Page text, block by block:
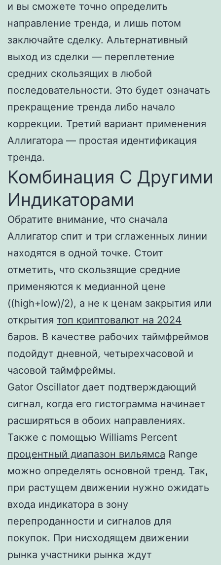
и вы сможете точно определить
направление тренда, и лишь потом
заключайте сделку. Альтернативный
выход из сделки — переплетение
средних скользящих в любой
последовательности. Это будет означать
прекращение тренда либо начало
коррекции. Третий вариант применения
Аллигатора — простая идентификация
тренда.
Комбинация С Другими
Индикаторами
Обратите внимание, что сначала
Аллигатор спит и три сглаженных линии
находятся в одной точке. Стоит
отметить, что скользящие средние
применяются к медианной цене
((high+low)/2), а не к ценам закрытия или
открытия топ криптовалют на 2024
баров. В качестве рабочих таймфреймов
подойдут дневной, четырехчасовой и
часовой таймфреймы.
Gator Oscillator дает подтверждающий
сигнал, когда его гистограмма начинает
расширяться в обоих направлениях.
Также с помощью Williams Percent
процентный диапазон вильямса Range
можно определять основной тренд. Так,
при растущем движении нужно ожидать
входа индикатора в зону
перепроданности и сигналов для
покупок. При нисходящем движении
рынка участники рынка ждут